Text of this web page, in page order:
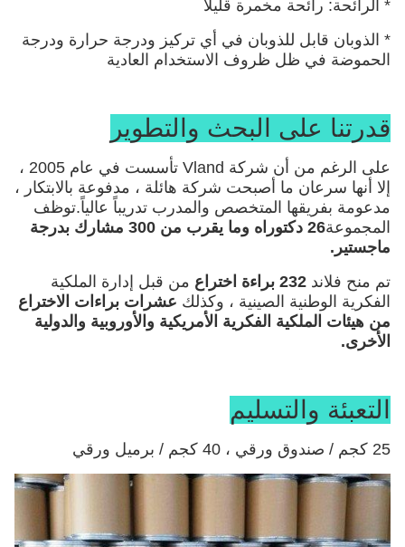
* الرائحة: رائحة مخمرة قليلاً
* الذوبان قابل للذوبان في أي تركيز ودرجة حرارة ودرجة
الحموضة في ظل ظروف الاستخدام العادية
قدرتنا على البحث والتطوير
على الرغم من أن شركة Vland تأسست في عام 2005 ،
إلا أنها سرعان ما أصبحت شركة هائلة ، مدفوعة بالابتكار ،
مدعومة بفريقها المتخصص والمدرب تدريباً عالياً.توظف
المجموعة
26 دكتوراه وما يقرب من 300 مشارك بدرجة
ماجستير.
تم منح فلاند 232 براءة اختراع
من قبل إدارة الملكية
الفكرية الوطنية الصينية ، وكذلك عشرات براءات الاختراع
من هيئات الملكية الفكرية الأمريكية والأوروبية والدولية
الأخرى.
التعبئة والتسليم
25 كجم / صندوق ورقي ، 40 كجم / برميل ورقي